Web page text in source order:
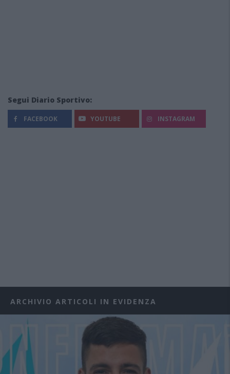
Segui Diario Sportivo:
FACEBOOK YOUTUBE INSTAGRAM
ARCHIVIO ARTICOLI IN EVIDENZA